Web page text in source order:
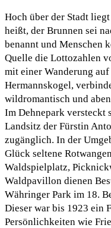
Hoch über der Stadt
heißt, der Brunnen sei
benannt und Menschen
Quelle die Lottozahlen
mit einer Wanderung
Hermannskogel,
wildromantisch und
Im Dehnepark versteckt
Landsitz der Fürstin
zugänglich. In der
Glück seltene
Waldspielplatz,
Waldpavillon dienen
Währinger Park im 18.
Dieser war bis 1923 ein
Persönlichkeiten wie